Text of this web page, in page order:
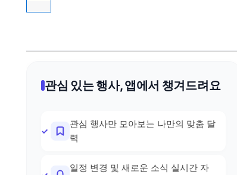
관심 있는 행사, 앱에서 챙겨드려요
관심 행사만 모아보는 나만의 맞춤 달
력
일정 변경 및 새로운 소식 실시간 자